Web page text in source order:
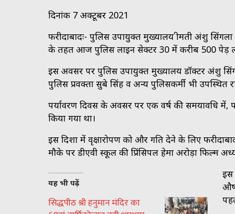
दिनांक 7 अक्टूबर 2021
फरीदाबादः- पुलिस उपायुक्त मुख्यालय श्रीमती अंशु
के तहत आज पुलिस लाइन सेक्टर 30 में करीब 500 पेड़
इस अवसर पर पुलिस उपायुक्त मुख्यालय डॉक्टर अंशु
पुलिस प्रवक्ता सुबे सिंह व अन्य पुलिसकर्मी भी उपस्थित
पर्यावरण दिवस के अवसर पर एक वर्ष की समयावधि में,
किया गया था।
इस दिशा में वृक्षारोपण को और गति देने के लिए
मौके पर डीएवी स्कूल की प्रिंसिपल हेमा अरोड़ा फिल्म
यह भी पढ़ें
सिद्धपीठ श्री हनुमान मंदिर का
इस